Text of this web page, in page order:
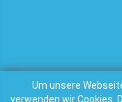
Um unsere
verwenden wir Cookies.